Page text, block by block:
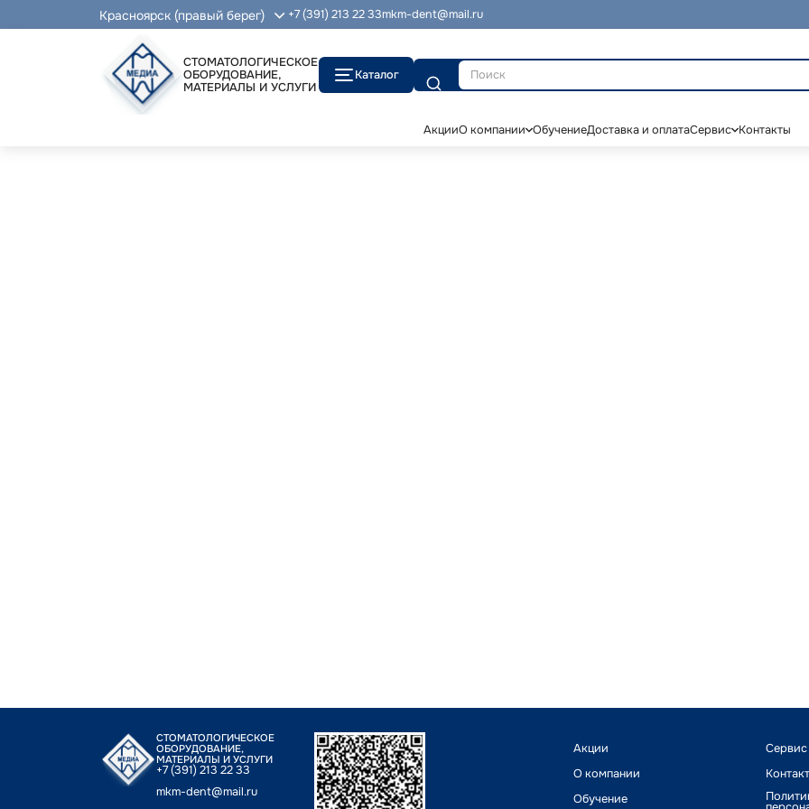
Красноярск (правый берег) +7 (391) 213 22 33mkm-dent@mail.ru
СТОМАТОЛОГИЧЕСКОЕ
ОБОРУДОВАНИЕ,
МАТЕРИАЛЫ И УСЛУГИ
Каталог
Поиск
АкцииО компании ОбучениеДоставка и оплатаСервис Контакты
СТОМАТОЛОГИЧЕСКОЕ
ОБОРУДОВАНИЕ,
МАТЕРИАЛЫ И УСЛУГИ
+7 (391) 213 22 33
mkm-dent@mail.ru
Акции
О компании
Обучение
Сервис